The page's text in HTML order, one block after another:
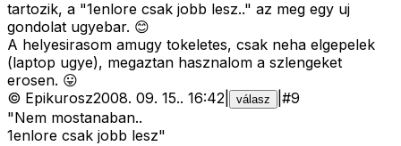
tartozik, a "1enlore csak jobb lesz.." az meg egy uj
gondolat ugyebar. 😊
A helyesirasom amugy tokeletes, csak neha elgepelek
(laptop ugye), megaztan hasznalom a szlengeket
erosen. 😛
© Epikurosz2008. 09. 15.. 16:42 válasz #9
"Nem mostanaban..
1enlore csak jobb lesz"